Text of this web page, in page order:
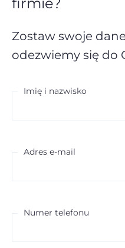
Zostaw swoje
odezwiemy się do
Imię i nazwisko
Adres e-mail
Numer telefonu